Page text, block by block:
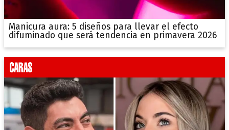
Manicura aura: 5 diseños para llevar el efecto
difuminado que será tendencia en primavera 2026